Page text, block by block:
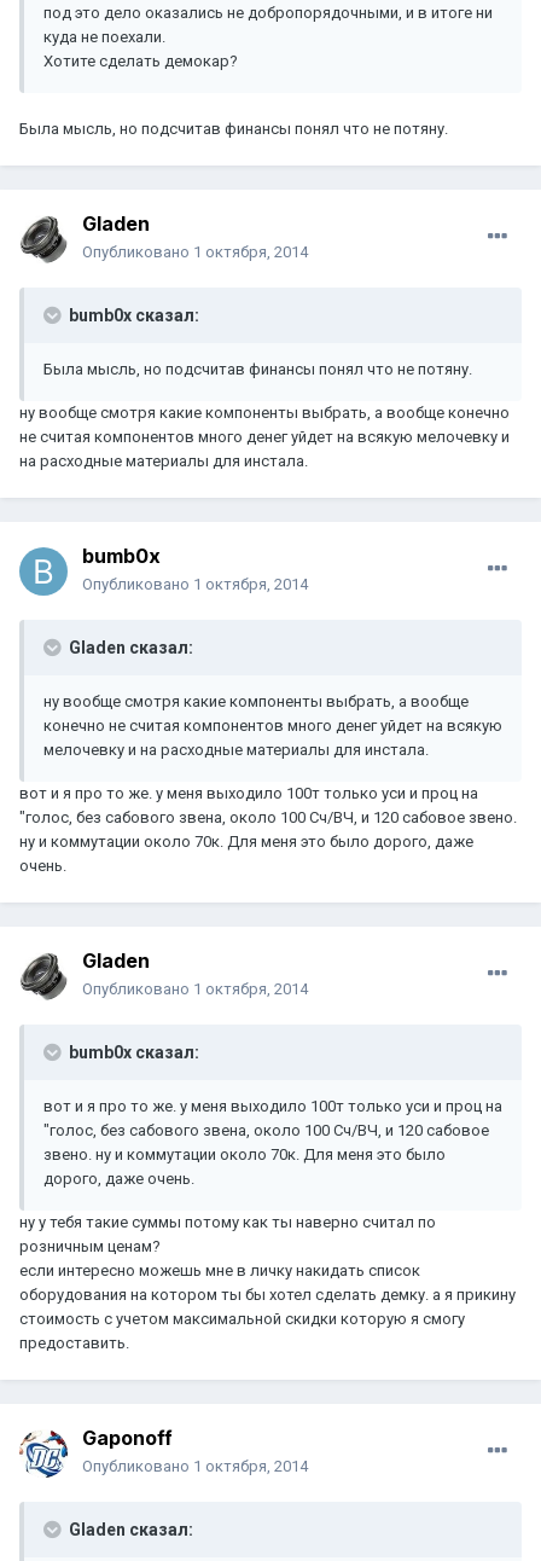
под это дело оказались не добропорядочными, и в итоге ни
куда не поехали.
Хотите сделать демокар?
Была мысль, но подсчитав финансы понял что не потяну.
Gladen
Опубликовано 1 октября, 2014
bumb0x сказал:
Была мысль, но подсчитав финансы понял что не потяну.
ну вообще смотря какие компоненты выбрать, а вообще конечно
не считая компонентов много денег уйдет на всякую мелочевку и
на расходные материалы для инстала.
bumb0x
Опубликовано 1 октября, 2014
Gladen сказал:
ну вообще смотря какие компоненты выбрать, а вообще
конечно не считая компонентов много денег уйдет на всякую
мелочевку и на расходные материалы для инстала.
вот и я про то же. у меня выходило 100т только уси и проц на
"голос, без сабового звена, около 100 Сч/ВЧ, и 120 сабовое звено.
ну и коммутации около 70к. Для меня это было дорого, даже
очень.
Gladen
Опубликовано 1 октября, 2014
bumb0x сказал:
вот и я про то же. у меня выходило 100т только уси и проц на
"голос, без сабового звена, около 100 Сч/ВЧ, и 120 сабовое
звено. ну и коммутации около 70к. Для меня это было
дорого, даже очень.
ну у тебя такие суммы потому как ты наверно считал по
розничным ценам?
если интересно можешь мне в личку накидать список
оборудования на котором ты бы хотел сделать демку. а я прикину
стоимость с учетом максимальной скидки которую я смогу
предоставить.
Gaponoff
Опубликовано 1 октября, 2014
Gladen сказал: